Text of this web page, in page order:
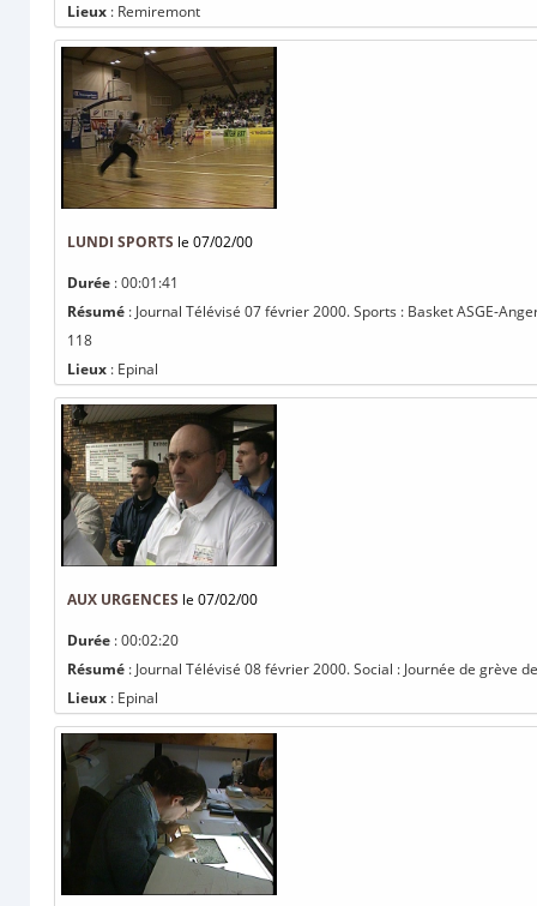
Lieux : Remiremont
LUNDI SPORTS le 07/02/00
Durée : 00:01:41
Résumé : Journal Télévisé 07 février 2000. Sports : Basket ASGE-
118
Lieux : Epinal
AUX URGENCES le 07/02/00
Durée : 00:02:20
Résumé : Journal Télévisé 08 février 2000. Social : Journée de grève
Lieux : Epinal